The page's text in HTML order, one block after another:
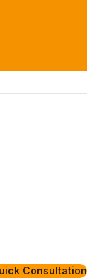
Consultation